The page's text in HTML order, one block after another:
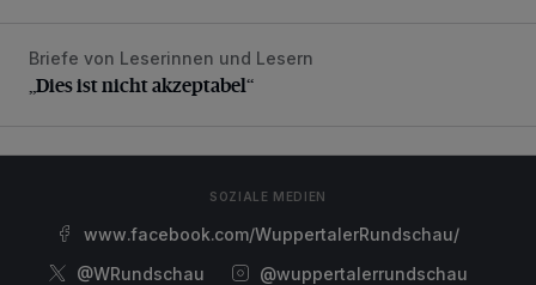
„Dies ist nicht akzeptabel“
Briefe von Leserinnen und Lesern
„Dies ist nicht akzeptabel“
SOZIALE MEDIEN
www.facebook.com/WuppertalerRundschau/
@WRundschau
@wuppertalerrundschau